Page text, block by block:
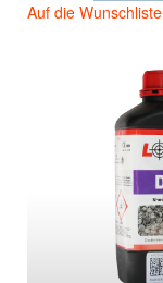
Auf die Wunschliste